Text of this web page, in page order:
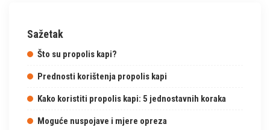
Sažetak
Što su propolis kapi?
Prednosti korištenja propolis kapi
Kako koristiti propolis kapi: 5 jednostavnih koraka
Moguće nuspojave i mjere opreza